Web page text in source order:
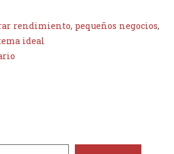
rendimiento, pequeños negocios,
ideal